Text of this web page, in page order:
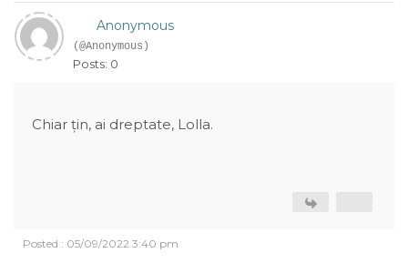
Anonymous
(@Anonymous)
Posts: 0
Chiar țin, ai dreptate, Lolla.
Posted : 05/09/2022 3:40 pm